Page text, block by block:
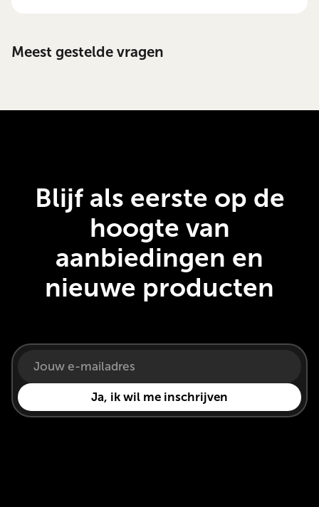
Meest gestelde vragen
Blijf als eerste op de
hoogte van
aanbiedingen en
nieuwe producten